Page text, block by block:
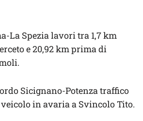
La Spezia lavori tra 1,7 km
e 20,92 km prima di
Sicignano-Potenza traffico
in avaria a Svincolo Tito.